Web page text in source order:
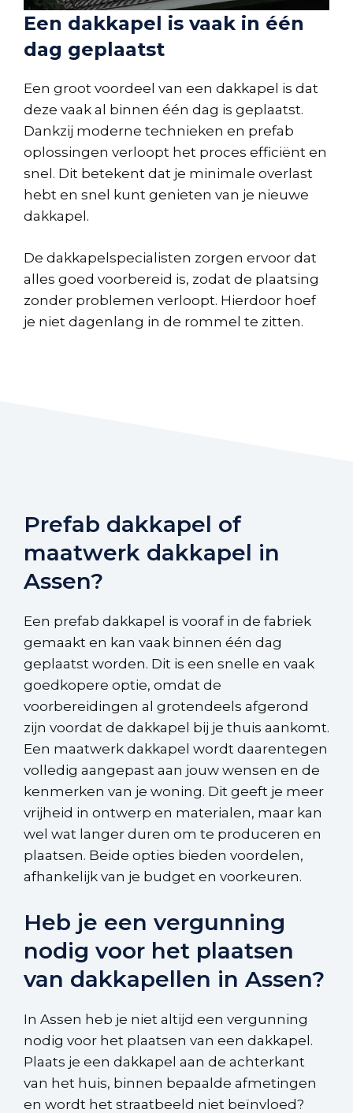
Een dakkapel is vaak in één
dag geplaatst
Een groot voordeel van een dakkapel is dat
deze vaak al binnen één dag is geplaatst.
Dankzij moderne technieken en prefab
oplossingen verloopt het proces efficiënt en
snel. Dit betekent dat je minimale overlast
hebt en snel kunt genieten van je nieuwe
dakkapel.
De dakkapelspecialisten zorgen ervoor dat
alles goed voorbereid is, zodat de plaatsing
zonder problemen verloopt. Hierdoor hoef
je niet dagenlang in de rommel te zitten.
Prefab dakkapel of
maatwerk dakkapel in
Assen?
Een prefab dakkapel is vooraf in de fabriek
gemaakt en kan vaak binnen één dag
geplaatst worden. Dit is een snelle en vaak
goedkopere optie, omdat de
voorbereidingen al grotendeels afgerond
zijn voordat de dakkapel bij je thuis aankomt.
Een maatwerk dakkapel wordt daarentegen
volledig aangepast aan jouw wensen en de
kenmerken van je woning. Dit geeft je meer
vrijheid in ontwerp en materialen, maar kan
wel wat langer duren om te produceren en
plaatsen. Beide opties bieden voordelen,
afhankelijk van je budget en voorkeuren.
Heb je een vergunning
nodig voor het plaatsen
van dakkapellen in Assen?
In Assen heb je niet altijd een vergunning
nodig voor het plaatsen van een dakkapel.
Plaats je een dakkapel aan de achterkant
van het huis, binnen bepaalde afmetingen
en wordt het straatbeeld niet beïnvloed?